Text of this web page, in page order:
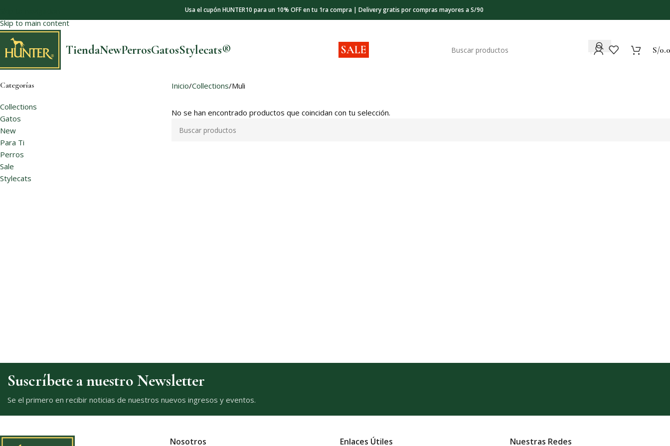
Skip to main content
Usa el cupón HUNTER10 para un 10% OFF en tu 1ra compra | Delivery gratis por compras mayores a S/90
TiendaNewPerrosGatosStylecats® SALE S/
Categorías
Collections
Gatos
New
Para Ti
Perros
Sale
Stylecats
Inicio Collections Muli
No se han encontrado productos que coincidan con tu selección.
Suscríbete a nuestro Newsletter
Se el primero en recibir noticias de nuestros nuevos ingresos y eventos.
Nosotros Enlaces Útiles Nuestras Redes